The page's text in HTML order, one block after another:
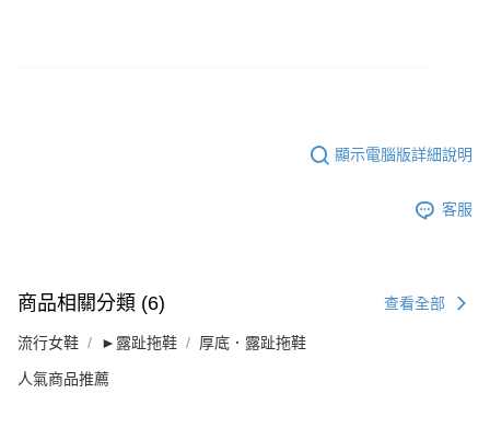
顯示電腦版詳細說明
客服
商品相關分類 (6) 查看全部
流行女鞋 ►露趾拖鞋 厚底．露趾拖鞋
人氣商品推薦